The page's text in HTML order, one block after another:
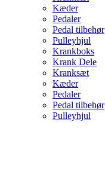
Kæder
Pedaler
Pedal tilbehør
Pulleyhjul
Krankboks
Krank Dele
Kranksæt
Kæder
Pedaler
Pedal tilbehør
Pulleyhjul